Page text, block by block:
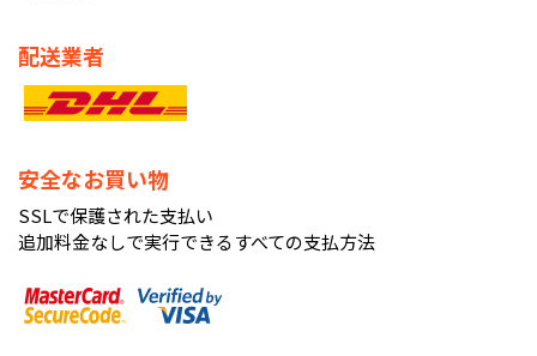
配送業者
安全なお買い物
SSLで保護された支払い
追加料金なしで実行できるすべての支払方法